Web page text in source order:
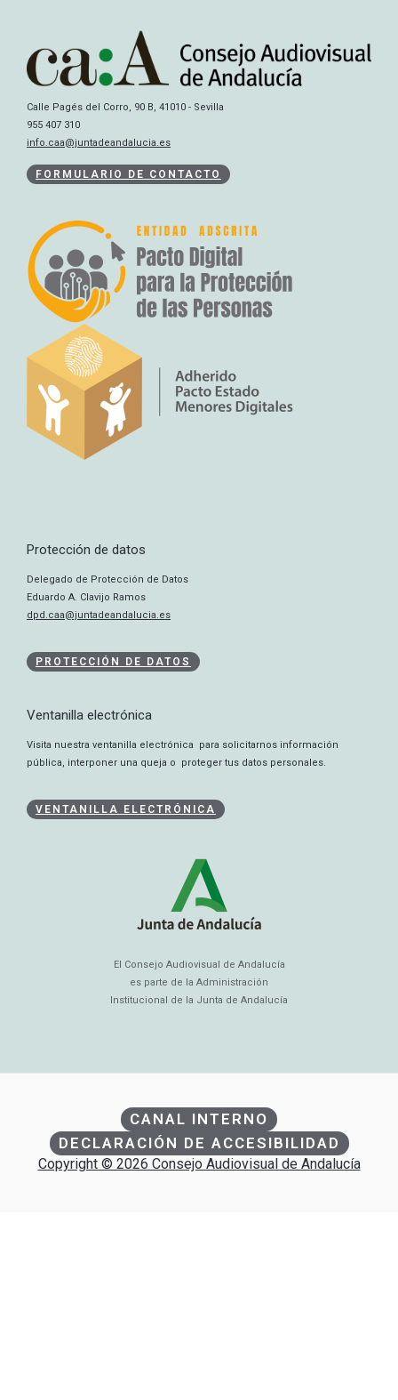
Calle Pagés del Corro, 90 B, 41010 - Sevilla
955 407 310
info.caa@juntadeandalucia.es
FORMULARIO DE CONTACTO
Protección de datos
Delegado de Protección de Datos
Eduardo A. Clavijo Ramos
dpd.caa@juntadeandalucia.es
PROTECCIÓN DE DATOS
Ventanilla electrónica
Visita nuestra ventanilla electrónica para solicitarnos información
pública, interponer una queja o proteger tus datos personales.
VENTANILLA ELECTRÓNICA
El Consejo Audiovisual de Andalucía
es parte de la Administración
Institucional de la Junta de Andalucía
CANAL INTERNO
DECLARACIÓN DE ACCESIBILIDAD
Copyright © 2026 Consejo Audiovisual de Andalucía